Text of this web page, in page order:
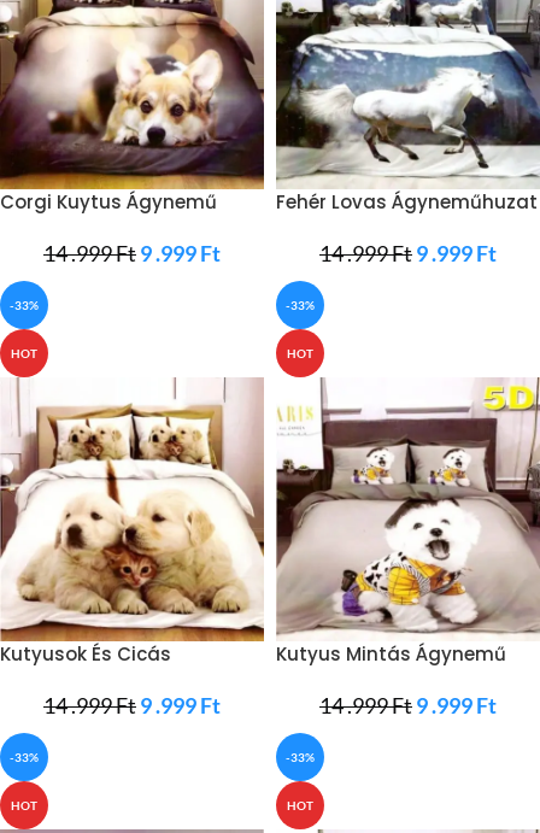
Corgi Kuytus Ágynemű
14 .999Ft9 .999Ft
Fehér Lovas Ágyneműhuzat
14 .999Ft9 .999Ft
-33%
HOT
Kutyusok És Cicás
14 .999Ft9 .999Ft
-33%
HOT
Kutyus Mintás Ágynemű
14 .999Ft9 .999Ft
-33%
HOT
-33%
HOT